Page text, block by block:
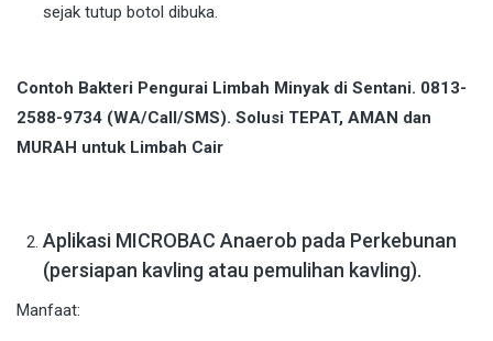
sejak tutup botol dibuka.
Contoh Bakteri Pengurai Limbah Minyak di Sentani. 0813-
2588-9734 (WA/Call/SMS). Solusi TEPAT, AMAN dan
MURAH untuk Limbah Cair
Aplikasi MICROBAC Anaerob pada Perkebunan
(persiapan kavling atau pemulihan kavling).
Manfaat: